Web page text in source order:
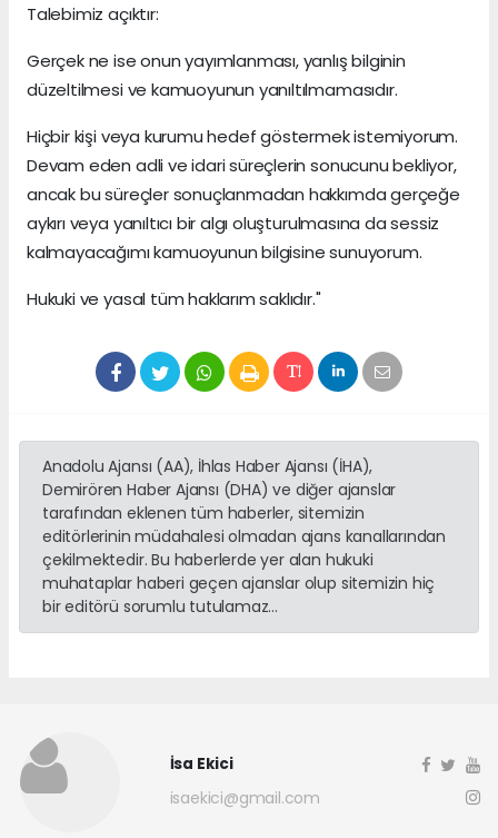
Talebimiz açıktır:
Gerçek ne ise onun yayımlanması, yanlış bilginin
düzeltilmesi ve kamuoyunun yanıltılmamasıdır.
Hiçbir kişi veya kurumu hedef göstermek istemiyorum.
Devam eden adli ve idari süreçlerin sonucunu bekliyor,
ancak bu süreçler sonuçlanmadan hakkımda gerçeğe
aykırı veya yanıltıcı bir algı oluşturulmasına da sessiz
kalmayacağımı kamuoyunun bilgisine sunuyorum.
Hukuki ve yasal tüm haklarım saklıdır."
Anadolu Ajansı (AA), İhlas Haber Ajansı (İHA),
Demirören Haber Ajansı (DHA) ve diğer ajanslar
tarafından eklenen tüm haberler, sitemizin
editörlerinin müdahalesi olmadan ajans kanallarından
çekilmektedir. Bu haberlerde yer alan hukuki
muhataplar haberi geçen ajanslar olup sitemizin hiç
bir editörü sorumlu tutulamaz...
İsa Ekici
isaekici@gmail.com